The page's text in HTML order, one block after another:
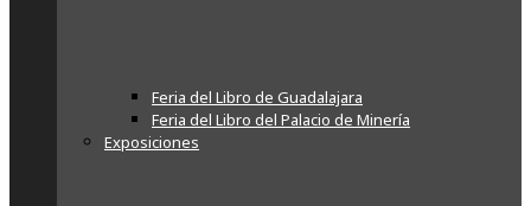
Feria del Libro de Guadalajara
Feria del Libro del Palacio de Minería
Exposiciones